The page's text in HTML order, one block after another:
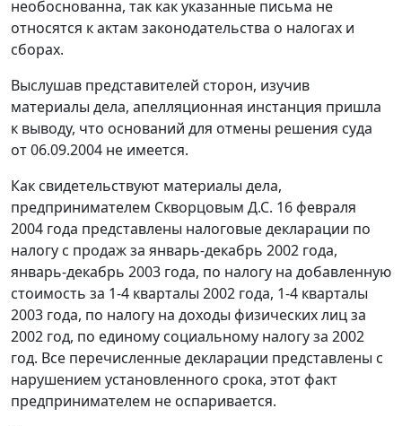
необоснованна, так как указанные письма не
относятся к актам законодательства о налогах и
сборах.
Выслушав представителей сторон, изучив
материалы дела, апелляционная инстанция пришла
к выводу, что оснований для отмены решения суда
от 06.09.2004 не имеется.
Как свидетельствуют материалы дела,
предпринимателем Скворцовым Д.С. 16 февраля
2004 года представлены налоговые декларации по
налогу с продаж за январь-декабрь 2002 года,
январь-декабрь 2003 года, по налогу на добавленную
стоимость за 1-4 кварталы 2002 года, 1-4 кварталы
2003 года, по налогу на доходы физических лиц за
2002 год, по единому социальному налогу за 2002
год. Все перечисленные декларации представлены с
нарушением установленного срока, этот факт
предпринимателем не оспаривается.